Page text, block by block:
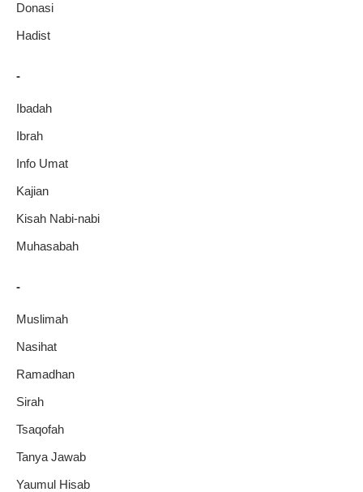
Donasi
Hadist
-
Ibadah
Ibrah
Info Umat
Kajian
Kisah Nabi-nabi
Muhasabah
-
Muslimah
Nasihat
Ramadhan
Sirah
Tsaqofah
Tanya Jawab
Yaumul Hisab